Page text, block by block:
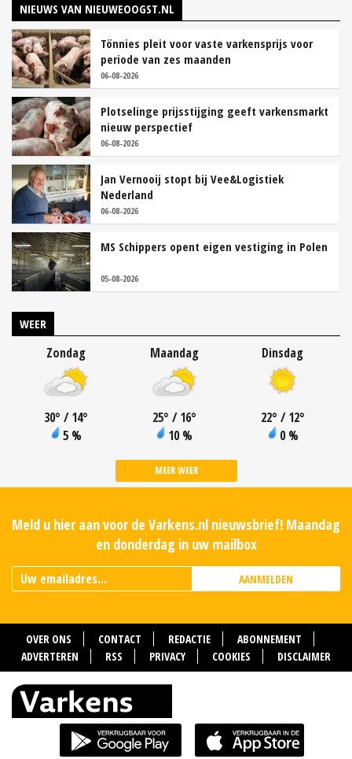
NIEUWS VAN NIEUWEOOGST.NL
Tönnies pleit voor vaste varkensprijs voor
periode van zes maanden
06-08-2026
Plotselinge prijsstijging geeft varkensmarkt
nieuw perspectief
06-08-2026
Jan Vernooij stopt bij Vee&Logistiek
Nederland
06-08-2026
MS Schippers opent eigen vestiging in Polen
05-08-2026
WEER
Zondag
30° / 14°
5 %
Maandag
25° / 16°
10 %
Dinsdag
22° / 12°
0 %
MEER WEER
Meld u hier aan voor de Varkens.nl nieuwsbrief! Maandag
en donderdag in uw mailbox
AANMELDEN
OVER ONS CONTACT REDACTIE
ABONNEMENT
ADVERTEREN
RSS PRIVACY COOKIES DISCLAIMER